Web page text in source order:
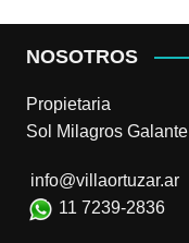
NOSOTROS
Propietaria
Sol Milagros Galante
info@villaortuzar.ar
11 7239-2836